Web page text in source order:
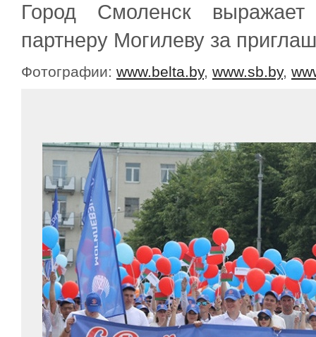
Город Смоленск выражает
партнеру Могилеву за
Фотографии: www.belta.by, www.sb.by,